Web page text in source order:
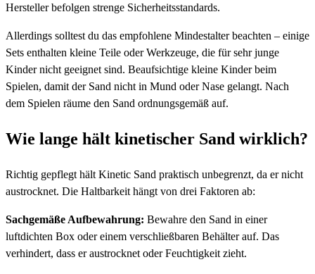
Hersteller befolgen strenge Sicherheitsstandards.
Allerdings solltest du das empfohlene Mindestalter beachten – einige
Sets enthalten kleine Teile oder Werkzeuge, die für sehr junge
Kinder nicht geeignet sind. Beaufsichtige kleine Kinder beim
Spielen, damit der Sand nicht in Mund oder Nase gelangt. Nach
dem Spielen räume den Sand ordnungsgemäß auf.
Wie lange hält kinetischer Sand wirklich?
Richtig gepflegt hält Kinetic Sand praktisch unbegrenzt, da er nicht
austrocknet. Die Haltbarkeit hängt von drei Faktoren ab:
Sachgemäße Aufbewahrung: Bewahre den Sand in einer
luftdichten Box oder einem verschließbaren Behälter auf. Das
verhindert, dass er austrocknet oder Feuchtigkeit zieht.